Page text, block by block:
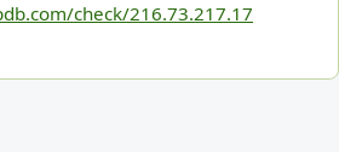
check/216.73.217.17